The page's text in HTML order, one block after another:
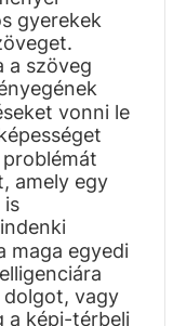
gyerekek
a szöveg
vonni le
amely egy
is
maga egyedi
dolgot, vagy
a képi-térbeli